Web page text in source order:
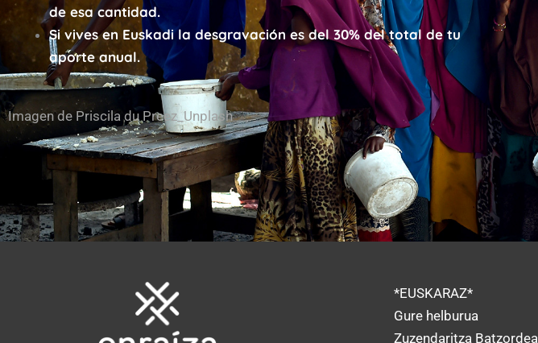
de esa cantidad.
Si vives en Euskadi la desgravación es del 30% del total de tu
aporte anual.
Imagen de Priscila du Preez_Unplash
*EUSKARAZ*
Gure helburua
Zuzendaritza Batzordea